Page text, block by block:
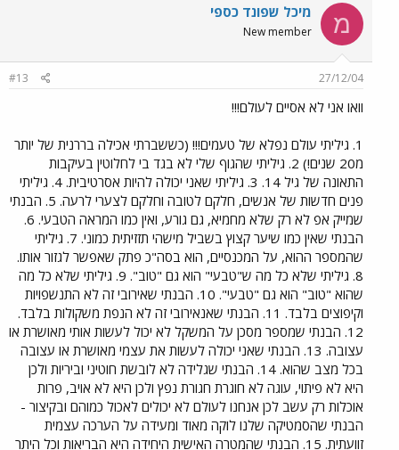
מ מיכל שפונד כספי
New member
27/12/04
#13
וואו אני לא אסיים לעולם!!!
1. גיליתי עולם נפלא של טעמים!!! (כששברתי אכילה בררנית של יותר
מ20 שנים!) 2. גיליתי שהגוף שלי לא בגד בי לחלוטין בעיקבות
התאונה של גיל 14. 3. גיליתי שאני יכולה להיות אסרטיבית. 4. גיליתי
פנים חדשות של אנשים, חלקם לטובה וחלקם לצערי לרעה. 5. הבנתי
שמייק אפ לא רק שלא מחמיא, גם גורע, ואין כמו המראה הטבעי. 6.
הבנתי שאין כמו שיער קצוץ בשביל מישהי תזזיתית כמוני. 7. גיליתי
שהמספר ההוא, על המכנסיים, הוא בסה"כ פתק שאפשר לגזור אותו.
8. גיליתי שלא כל מה ש"טבעי" הוא גם "טוב". 9. גיליתי שלא כל מה
שהוא "טוב" הוא גם "טבעי". 10. הבנתי שאירובי זה לא התנשפויות
וקיפוצים בלבד. 11. הבנתי שאנאירובי זה לא הנפת משקולות בלבד.
12. הבנתי שמספר מסכן על המשקל לא יכול לעשות אותי מאושרת או
עצובה. 13. הבנתי שאני יכולה לעשות את עצמי מאושרת או עצובה
בכל מצב שהוא. 14. הבנתי שגלידה לא לובשת חוטיני וביריות ולכן
היא לא פיתוי, עוגה לא חוגרת חגורת נפץ ולכן היא לא אויב, פרות
אוכלות רק עשב לכן אנחנו לעולם לא יכולים לאכול כמוהם ובקיצור -
הבנתי שהסמטיקה שלנו לוקה מאוד ומעידה על הערכה עצמית
זוועתית. 15. הבנתי שהמטרה האישית היחידה היא הבריאות וכל היתר